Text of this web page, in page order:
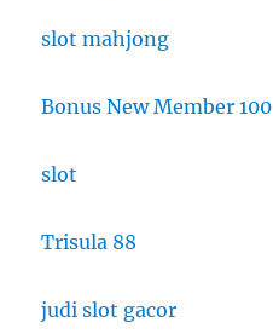
slot mahjong
Bonus New Member 100
slot
Trisula 88
judi slot gacor